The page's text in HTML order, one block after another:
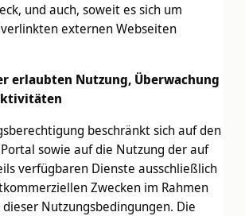
und auch, soweit es sich um
externen Webseiten
erlaubten Nutzung, Überwachung
beschränkt sich auf den
sowie auf die Nutzung der auf
verfügbaren Dienste ausschließlich
Zwecken im Rahmen
Nutzungsbedingungen. Die